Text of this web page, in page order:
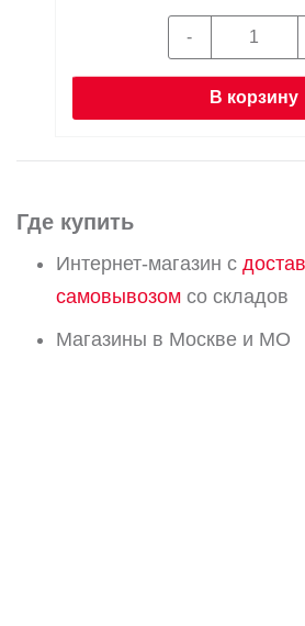
В корзину
Где купить
Интернет-магазин с
самовывозом со складов
Магазины в Москве и МО